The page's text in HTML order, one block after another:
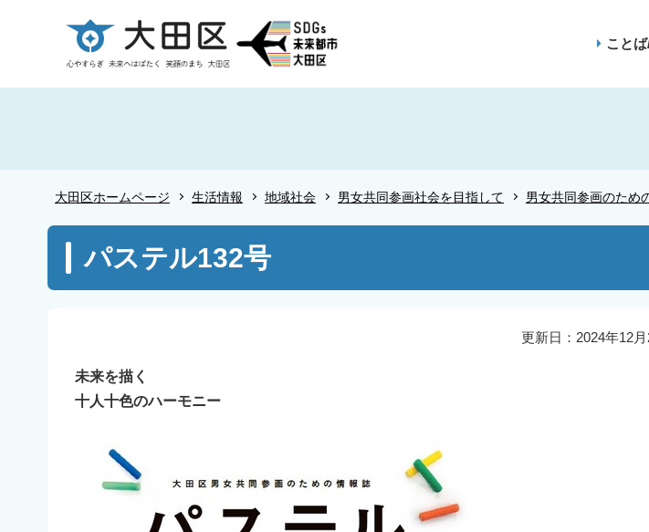
ー
こと
大田区ホームページ 生活情報 地域社会 男女共同参画社会を目指して 男女共同参画のため
こ
パステル132号
更新日：2024年12月
未来を描く
十人十色のハーモニー